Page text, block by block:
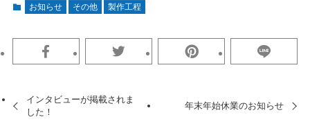
お知らせ その他 製作工程
インタビューが掲載されま
した！
年末年始休業のお知らせ